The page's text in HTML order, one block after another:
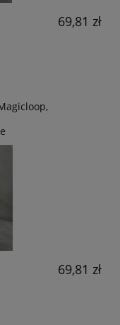
69,81 zł
69,81 zł